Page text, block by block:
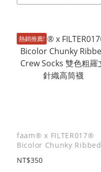
熱銷推薦!
faam® x FILTER017®
Bicolor Chunky Ribbed
織高筒襪
NT$350